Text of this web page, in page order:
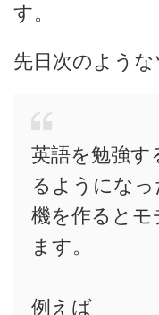
す。
先日次のような
英語を勉強す
るようにな
機を作るとモ
ます。
例えば